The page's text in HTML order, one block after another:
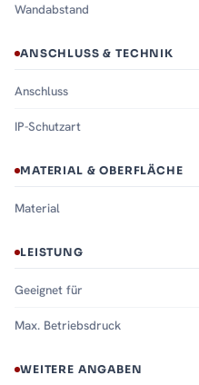
Wandabstand
ANSCHLUSS & TECHNIK
Anschluss
IP-Schutzart
MATERIAL & OBERFLÄCHE
Material
LEISTUNG
Geeignet für
Max. Betriebsdruck
WEITERE ANGABEN